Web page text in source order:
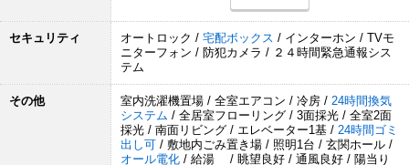
セキュリティ オートロック / 宅配ボックス / インターホン / TVモ
ニターフォン / 防犯カメラ / ２４時間緊急通報シス
テム
その他 室内洗濯機置場 / 全室エアコン / 冷房 / 24時間換気
システム / 全居室フローリング / 3面採光 / 全室2面
採光 / 南面リビング / エレベーター1基 / 24時間ゴミ
出し可 / 敷地内ごみ置き場 / 照明1台 / 玄関ホール /
オール電化 / 給湯 / 眺望良好 / 通風良好 / 陽当り